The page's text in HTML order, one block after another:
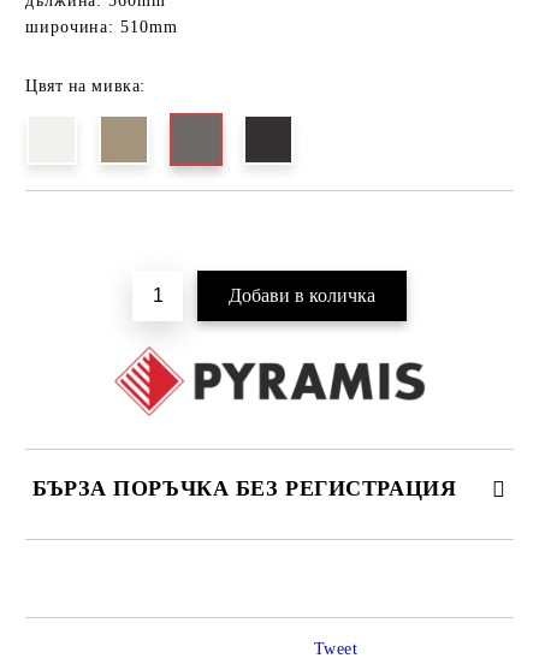
широчина: 510mm
Цвят на мивка:
БЪРЗА ПОРЪЧКА БЕЗ РЕГИСТРАЦИЯ
Tweet